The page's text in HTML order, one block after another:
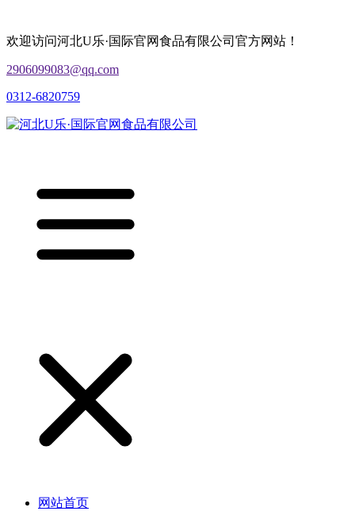
欢迎访问河北U乐·国际官网食品有限公司官方网站！
2906099083@qq.com
0312-6820759
网站首页